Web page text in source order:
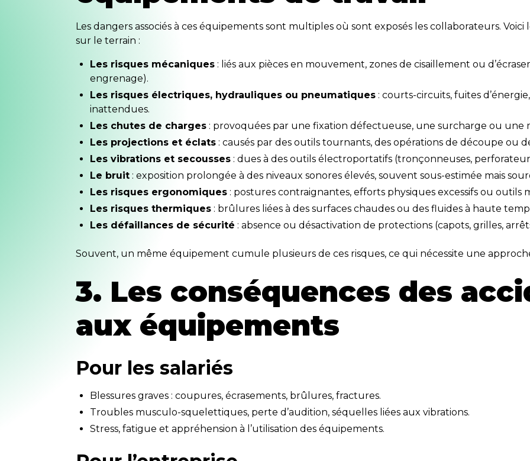
Les dangers associés à ces équipements sont multiples où sont exposés les collaborateurs.
sur le terrain :
Les risques mécaniques: liés aux pièces en mouvement, zones de cisaillement ou
engrenage).
Les risques électriques, hydrauliques ou pneumatiques: courts-circuits, fuites
inattendues.
Les chutes de charges: provoquées par une fixation défectueuse, une surcharge ou une
Les projections et éclats: causés par des outils tournants, des opérations de découpe ou
Les vibrations et secousses: dues à des outils électroportatifs (tronçonneuses,
Le bruit: exposition prolongée à des niveaux sonores élevés, souvent sous-estimée mais
Les risques ergonomiques: postures contraignantes, efforts physiques excessifs ou outils
Les risques thermiques: brûlures liées à des surfaces chaudes ou des fluides à haute
Les défaillances de sécurité : absence ou désactivation de protections (capots, grilles,
Souvent, un même équipement cumule plusieurs de ces risques, ce qui nécessite une
3. Les conséquences des
aux équipements
Pour les salariés
Blessures graves : coupures, écrasements, brûlures, fractures.
Troubles musculo-squelettiques, perte d’audition, séquelles liées aux vibrations.
Stress, fatigue et appréhension à l’utilisation des équipements.